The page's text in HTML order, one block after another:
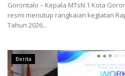
Gorontalo – Kepala MTsN 1 Kota
resmi menutup rangkaian kegiatan
Tahun 2026...
Berita